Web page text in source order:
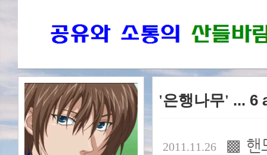
'은행나무' ... 6
2011.11.26 ▩ 핸